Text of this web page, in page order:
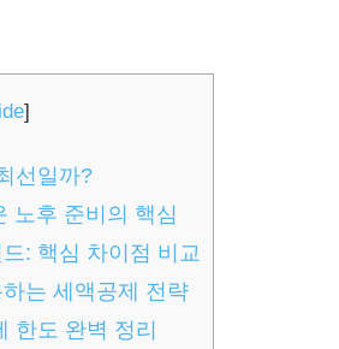
]
선일까?
노후 준비의 핵심
: 핵심 차이점 비교
는 세액공제 전략
한도 완벽 정리